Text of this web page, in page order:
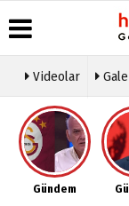
Üye Paneli
Haber
Arşivi
Gazete
Arşivi
Videolar
Gündem